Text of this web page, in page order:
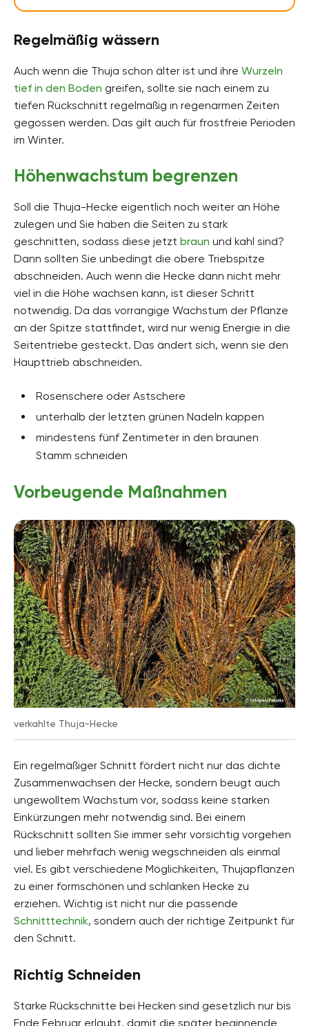
Regelmäßig wässern
Auch wenn die Thuja schon älter ist und ihre Wurzeln
tief in den Boden greifen, sollte sie nach einem zu
tiefen Rückschnitt regelmäßig in regenarmen Zeiten
gegossen werden. Das gilt auch für frostfreie Perioden
im Winter.
Höhenwachstum begrenzen
Soll die Thuja-Hecke eigentlich noch weiter an Höhe
zulegen und Sie haben die Seiten zu stark
geschnitten, sodass diese jetzt braun und kahl sind?
Dann sollten Sie unbedingt die obere Triebspitze
abschneiden. Auch wenn die Hecke dann nicht mehr
viel in die Höhe wachsen kann, ist dieser Schritt
notwendig. Da das vorrangige Wachstum der Pflanze
an der Spitze stattfindet, wird nur wenig Energie in die
Seitentriebe gesteckt. Das ändert sich, wenn sie den
Haupttrieb abschneiden.
Rosenschere oder Astschere
unterhalb der letzten grünen Nadeln kappen
mindestens fünf Zentimeter in den braunen
Stamm schneiden
Vorbeugende Maßnahmen
verkahlte Thuja-Hecke
Ein regelmäßiger Schnitt fördert nicht nur das dichte
Zusammenwachsen der Hecke, sondern beugt auch
ungewolltem Wachstum vor, sodass keine starken
Einkürzungen mehr notwendig sind. Bei einem
Rückschnitt sollten Sie immer sehr vorsichtig vorgehen
und lieber mehrfach wenig wegschneiden als einmal
viel. Es gibt verschiedene Möglichkeiten, Thujapflanzen
zu einer formschönen und schlanken Hecke zu
erziehen. Wichtig ist nicht nur die passende
Schnitttechnik, sondern auch der richtige Zeitpunkt für
den Schnitt.
Richtig Schneiden
Starke Rückschnitte bei Hecken sind gesetzlich nur bis
Ende Februar erlaubt, damit die später beginnende